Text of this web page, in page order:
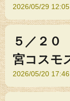
2026/05/29 12:05
５／２
宮コスモ
2026/05/20 17:46